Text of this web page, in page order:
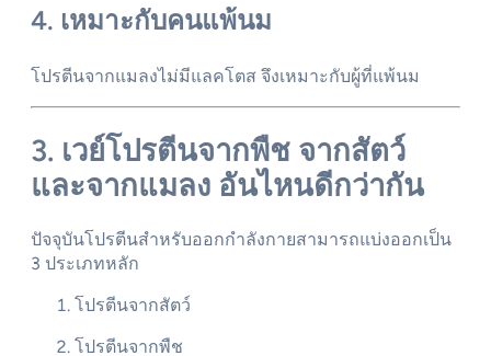
4. เหมาะกับคนแพ้นม
โปรตีนจากแมลงไม่มีแลคโตส จึงเหมาะกับผู้ที่แพ้นม
3. เวย์โปรตีนจากพืช จากสัตว์
และจากแมลง อันไหนดีกว่ากัน
ปัจจุบันโปรตีนสำหรับออกกำลังกายสามารถแบ่งออกเป็น
3 ประเภทหลัก
โปรตีนจากสัตว์
โปรตีนจากพืช